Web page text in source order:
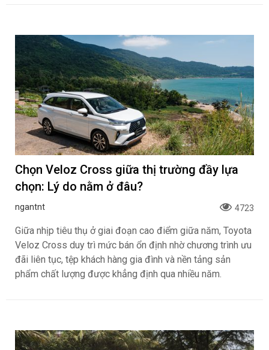
Chọn Veloz Cross giữa thị trường đầy lựa
chọn: Lý do nằm ở đâu?
ngantnt 4723
Giữa nhịp tiêu thụ ở giai đoạn cao điểm giữa năm, Toyota
Veloz Cross duy trì mức bán ổn định nhờ chương trình ưu
đãi liên tục, tệp khách hàng gia đình và nền tảng sản
phẩm chất lượng được khẳng định qua nhiều năm.